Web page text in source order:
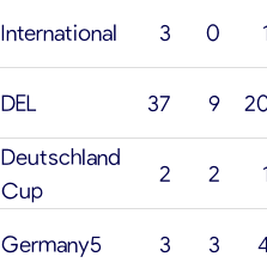
International 3 0
DEL 37 9
Deutschland
Cup
2 2
Germany5 3 3